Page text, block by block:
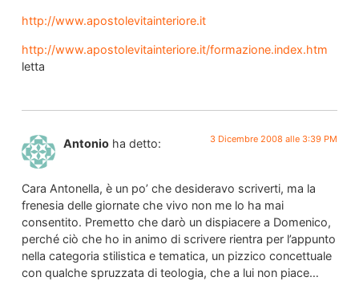
http://www.apostolevitainteriore.it
http://www.apostolevitainteriore.it/formazione.index.htm
letta
Antonio ha detto: 3 Dicembre 2008 alle 3:39 PM
Cara Antonella, è un po’ che desideravo scriverti, ma la
frenesia delle giornate che vivo non me lo ha mai
consentito. Premetto che darò un dispiacere a Domenico,
perché ciò che ho in animo di scrivere rientra per l’appunto
nella categoria stilistica e tematica, un pizzico concettuale
con qualche spruzzata di teologia, che a lui non piace…